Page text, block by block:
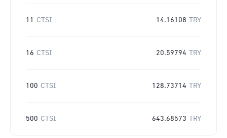
11 CTSI 14.16108 TRY
16 CTSI 20.59794 TRY
100 CTSI 128.73714 TRY
500 CTSI 643.68573 TRY